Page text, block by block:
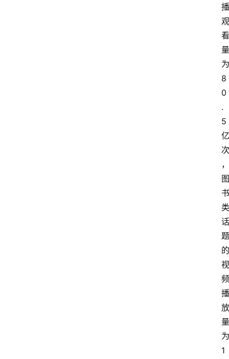
播
观
看
量
为
8
0
.
5
亿
次
，
图
书
类
话
题
的
视
频
播
放
量
为
1